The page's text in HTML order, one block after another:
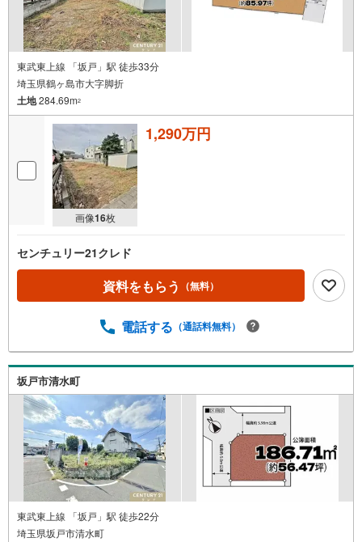
東武東上線 「坂戸」駅 徒歩33分
埼玉県鶴ヶ島市大字脚折
土地284.69m2
画像16枚
1,290万円
センチュリー21クレド
資料をもらう （無料）
電話する （通話料無料）
坂戸市清水町
東武東上線 「坂戸」駅 徒歩22分
埼玉県坂戸市清水町